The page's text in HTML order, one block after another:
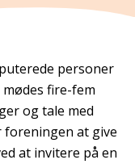
personer
fire-fem
og tale med
foreningen at give
at invitere på en